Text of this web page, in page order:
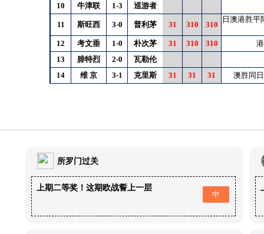
10
牛津联 1-3 巡游者
11 斯旺西 3-0 普利茅 31 310 310
日澳港胜平
12 考文垂 1-0 朴次茅 31 310 310
13
腓特烈 2-0
瓦勒伦
14
维 京 3-1 克里斯 31 31 31 澳胜同
所罗门过关
上期二等奖！这期欧战誓上一层
中